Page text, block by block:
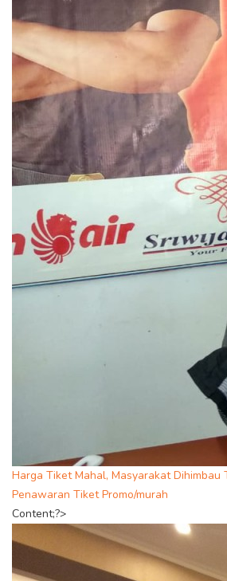
Harga Tiket Mahal, Masyarakat Dihimbau
Penawaran Tiket Promo/murah
Content;?>